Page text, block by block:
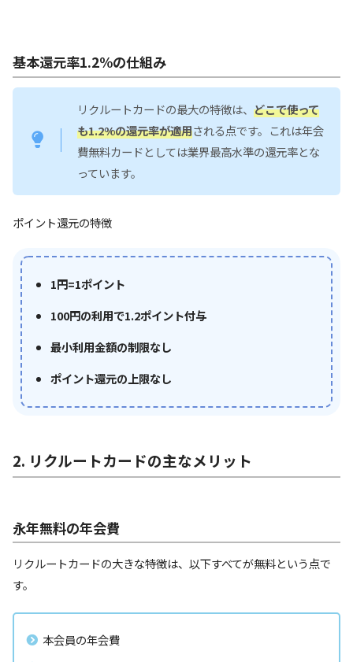
基本還元率1.2%の仕組み
リクルートカードの最大の特徴は、 どこで使って
も1.2%の還元率が適用される点です。これは年会
費無料カードとしては業界最高水準の還元率とな
っています。
ポイント還元の特徴
1円=1ポイント
100円の利用で1.2ポイント付与
最小利用金額の制限なし
ポイント還元の上限なし
2. リクルートカードの主なメリット
永年無料の年会費
リクルートカードの大きな特徴は、以下すべてが無料という点で
す。
本会員の年会費